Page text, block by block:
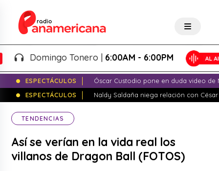
Domingo Tonero |6:00AM - 6:00PM
ESPECTÁCULOS
Óscar Custodio pone en duda video de
ESPECTÁCULOS
Naldy Saldaña niega relación con
TENDENCIAS
Así se verían en la vida real los
villanos de Dragon Ball (FOTOS)